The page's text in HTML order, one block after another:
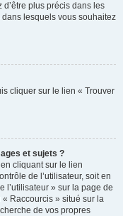
plus précis dans les
lesquels vous souhaitez
cliquer sur le lien « Trouver
et sujets ?
cliquant sur le lien
de l’utilisateur, soit en
l’utilisateur » sur la page de
Raccourcis » situé sur la
de vos propres